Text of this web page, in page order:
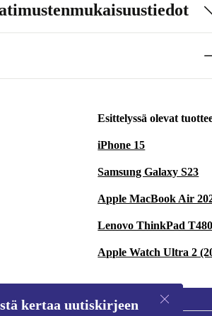
Esittelyssä olevat
iPhone 15
Samsung Galaxy S23
Apple MacBook Air
Lenovo ThinkPad
Apple Watch Ultra 2
kertaa uutiskirjeen